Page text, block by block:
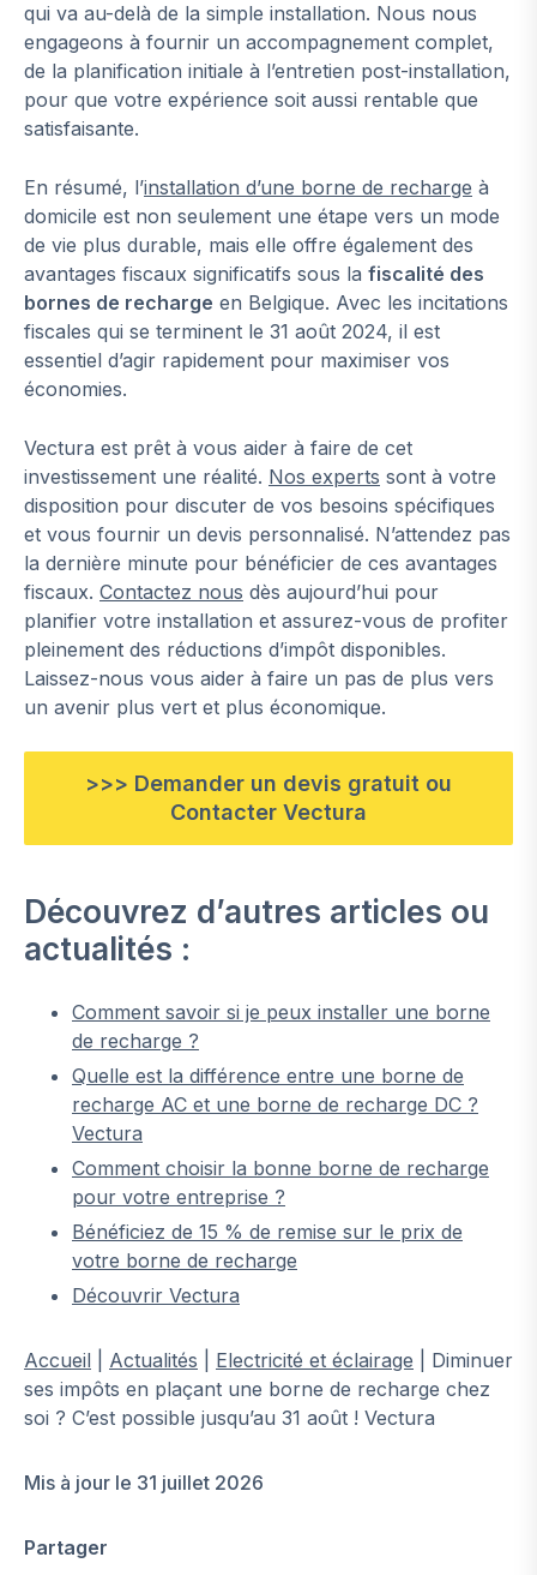
qui va au-delà de la simple installation. Nous nous
engageons à fournir un accompagnement complet,
de la planification initiale à l’entretien post-installation,
pour que votre expérience soit aussi rentable que
satisfaisante.
En résumé, l’installation d’une borne de recharge à
domicile est non seulement une étape vers un mode
de vie plus durable, mais elle offre également des
avantages fiscaux significatifs sous la fiscalité des
bornes de recharge en Belgique. Avec les incitations
fiscales qui se terminent le 31 août 2024, il est
essentiel d’agir rapidement pour maximiser vos
économies.
Vectura est prêt à vous aider à faire de cet
investissement une réalité. Nos experts sont à votre
disposition pour discuter de vos besoins spécifiques
et vous fournir un devis personnalisé. N’attendez pas
la dernière minute pour bénéficier de ces avantages
fiscaux. Contactez nous dès aujourd’hui pour
planifier votre installation et assurez-vous de profiter
pleinement des réductions d’impôt disponibles.
Laissez-nous vous aider à faire un pas de plus vers
un avenir plus vert et plus économique.
>>> Demander un devis gratuit ou
Contacter Vectura
Découvrez d’autres articles ou
actualités :
Comment savoir si je peux installer une borne
de recharge ?
Quelle est la différence entre une borne de
recharge AC et une borne de recharge DC ?
Vectura
Comment choisir la bonne borne de recharge
pour votre entreprise ?
Bénéficiez de 15 % de remise sur le prix de
votre borne de recharge
Découvrir Vectura
Accueil Actualités Electricité et éclairage
Diminuer
ses impôts en plaçant une borne de recharge chez
soi ? C’est possible jusqu’au 31 août ! Vectura
Mis à jour le 31 juillet 2026
Partager